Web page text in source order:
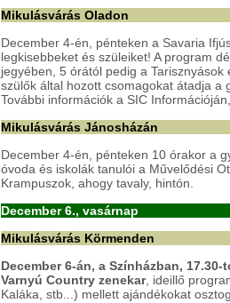
Mikulásvárás Oladon
December 4-én, pénteken a Savaria
legkisebbeket és szüleiket! A program
jegyében, 5 órától pedig a
szülők által hozott csomagokat átadja a
További információk a SIC
Mikulásvárás Jánosházán
December 4-én, pénteken 10 órakor a
óvoda és iskolák tanulói a Művelődési
Krampuszok, ahogy tavaly, hintón.
December 6., vasárnap
Mikulásvárás Körmenden
December 6-án, a Színházban, 17.30-
Varnyú Country zenekar, ideillő
Kaláka, stb...) mellett ajándékokat